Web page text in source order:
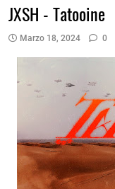
JXSH - Tatooine
Marzo 18, 2024 0